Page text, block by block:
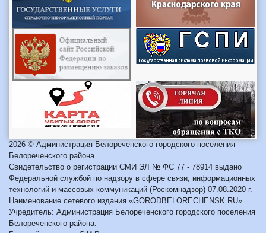
2026 © Администрация Белореченского городского поселения
Белореченского района.
Свидетельство о регистрации СМИ ЭЛ № ФС 77 - 78914 выдано
Федеральной службой по надзору в сфере связи, информационных
технологий и массовых коммуникаций (Роскомнадзор) 07.08.2020 г.
Наименование сетевого издания «GORODBELORECHENSK.RU».
Учредитель: Администрация Белореченского городского поселения
Белореченского района.